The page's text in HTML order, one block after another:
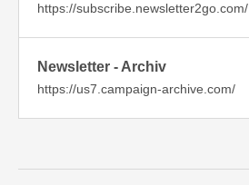
https://subscribe.newsletter2go.com/
Newsletter - Archiv
https://us7.campaign-archive.com/